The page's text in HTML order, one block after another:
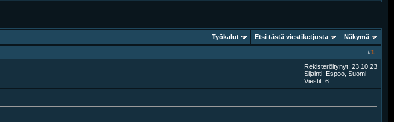
Työkalut Etsi tästä viestiketjusta Näkymä
#1
Rekisteröitynyt: 23.10.23
Sijainti: Espoo, Suomi
Viestit: 6